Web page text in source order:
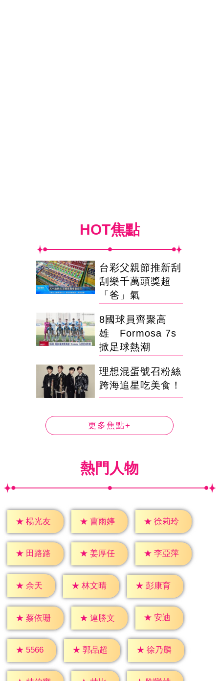
HOT焦點
台彩父親節推新刮
刮樂千萬頭獎超
「爸」氣
8國球員齊聚高
雄 Formosa 7s
掀足球熱潮
理想混蛋號召粉絲
跨海追星吃美食！
更多焦點+
熱門人物
★ 楊光友 ★ 曹雨婷 ★ 徐莉玲
★ 田路路 ★ 姜厚任 ★ 李亞萍
★ 余天 ★ 林文晴 ★ 彭康育
★ 蔡依珊 ★ 連勝文 ★ 安迪
★ 5566 ★ 郭品超 ★ 徐乃麟